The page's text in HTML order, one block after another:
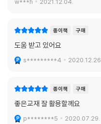
종이책 구매
도움 받고 있어요
s*********4 2020.12.26.
종이책 구매
좋은교재 잘 활용할께요
p********5 2020.07.29.